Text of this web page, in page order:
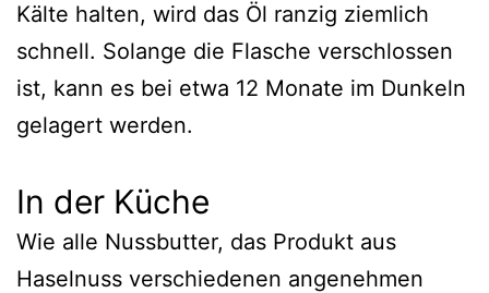
Kälte halten, wird das Öl ranzig ziemlich
schnell. Solange die Flasche verschlossen
ist, kann es bei etwa 12 Monate im Dunkeln
gelagert werden.
In der Küche
Wie alle Nussbutter, das Produkt aus
Haselnuss verschiedenen angenehmen